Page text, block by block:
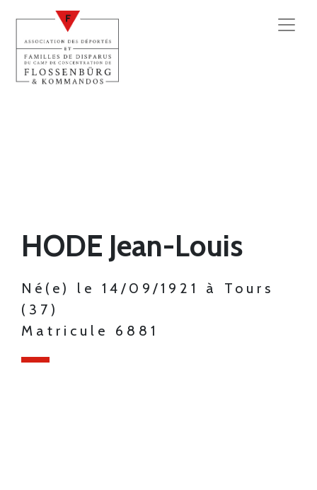
HODE Jean-Louis
Né(e) le 14/09/1921 à Tours
(37)
Matricule 6881